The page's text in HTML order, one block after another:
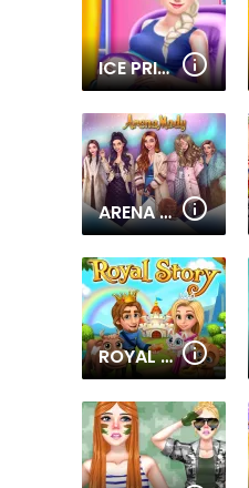
ICE PRINCESS PREGNANT CARING
ARENA MODY
ROYAL STORY